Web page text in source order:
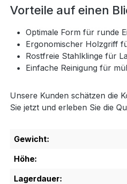
Vorteile auf einen
Optimale Form für runde
Ergonomischer Holzgriff
Rostfreie Stahlklinge für
Einfache Reinigung für
Unsere Kunden schätzen die
Sie jetzt und erleben Sie die
Gewicht:
Höhe:
Lagerdauer: